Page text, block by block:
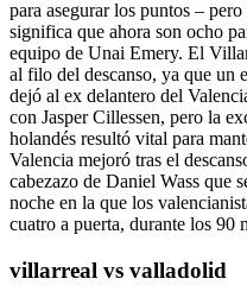
para asegurar los puntos –
significa que ahora son ocho
equipo de Unai Emery. El
al filo del descanso, ya que un
dejó al ex delantero del
con Jasper Cillessen, pero la
holandés resultó vital para
Valencia mejoró tras el
cabezazo de Daniel Wass que
noche en la que los
cuatro a puerta, durante los 90
villarreal vs valladolid